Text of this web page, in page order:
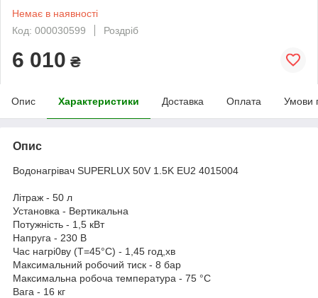
Немає в наявності
Код: 000030599
Роздріб
6 010 ₴
Опис Характеристики Доставка Оплата Умови
Опис
Водонагрівач SUPERLUX 50V 1.5K EU2 4015004
Літраж - 50 л
Установка - Вертикальна
Потужність - 1,5 кВт
Напруга - 230 В
Час нагрі0ву (Т=45°С) - 1,45 год,хв
Максимальний робочий тиск - 8 бар
Максимальна робоча температура - 75 °С
Вага - 16 кг